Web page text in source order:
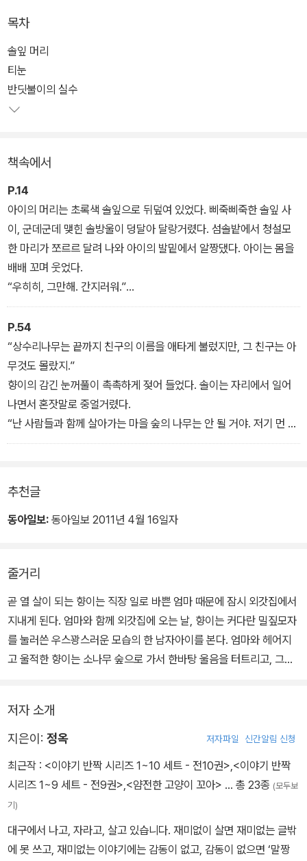
엄마가 회사 일로 바빠진 탓에 잠시 떨어져 지내게 된 향이는, 헤어지
는 날 엄마에게서 신기한 이야기를 들게 된다. 그건 바로 티눈이 생기
는 이유가 사람이 예전엔 나무였기 때문이라는 것이다. 그런데 엄마
와 헤어져 울적한 향이 앞에 어느 날 마법처럼, 인간으로 살아가다가
목차
솔잎 머리
티눈
반딧불이의 실수
책속에서
P.14
아이의 머리는 초록색 솔잎으로 뒤덮여 있었다. 삐죽삐죽한 솔잎 사
이, 군데군데 맺힌 솔방울이 덩달아 달랑거렸다. 섬솔밭에서 청설모
한 마리가 쪼르르 달려 나와 아이의 발밑에서 알짱댔다. 아이는 몸을
배배 꼬며 웃었다.
“우히히, 그만해. 간지러워.”
소나무 위에서 날아온 까치가 머리에 앉아 솔방울을 콕콕 쪼아댔다.
“얘, 쪼아 대는 건 봐줄 수 있는데, 똥은 싸면 안 돼. 헤헤.”
아이는 까치를 쫓을 생각도 않고, 샐샐거리면서 웃기만 했다.
P.54
“상수리나무는 끝까지 친구의 이름을 애타게 불렀지만, 그 친구는 아
무것도 몰랐지.”
향이의 감긴 눈꺼풀이 촉촉하게 젖어 들었다. 솔이는 자리에서 일어
나면서 혼잣말로 중얼거렸다.
“난 사람들과 함께 살아가는 마을 숲의 나무는 안 될 거야. 저기 먼 산
꼭대기, 사람들의 발길이 닿지 않는 곳에 뿌리내리고 살 거야. 낮에는
솔이는 뒤도 돌아보지 않고 숲을 빠져나갔다.
솔이가 떠난 뒤에도 향이는 오랫동안 소나무 아래 가만히 서 있었다.
추천글
동아일보: 동아일보 2011년 4월 16일자
줄거리
곧 열 살이 되는 향이는 직장 일로 바쁜 엄마 때문에 잠시 외갓집에서
지내게 된다. 엄마와 함께 외갓집에 오는 날, 향이는 커다란 밀짚모자
를 눌러쓴 우스꽝스러운 모습의 한 남자아이를 본다. 엄마와 헤어지
고 울적한 향이는 소나무 숲으로 가서 한바탕 울음을 터트리고, 그날
곧 향이가 인간임을 알게 된 나무들은 향이의 기억을 없애려 한다. 당
황한 향이는 도움을 구하고, 이때 진짜 나무아이 솔이가 나타나 향이
향이는 솔이와 친해지면서 ‘나무아이’의 존재에 대해 알게 된다.
며칠 후 마을 구경을 온 관광객들이 버린 담배꽁초 때문에 숲에 큰 불
이 날 뻔하고, 기지를 발휘한 향이 덕분에 위기를 모면한다. 이 일로
숲 속 나무들이 잔치를 베풀어 솔이와 향이는 즐거운 시간을 보낸다.
하지만 향이는 곧 있으면 솔이와 헤어져야 한다는 사실을 알게 되는
저자 소개
지은이: 정옥 저자파일 신간알림 신청
최근작 : <이야기 반짝 시리즈 1~10 세트 - 전10권>,<이야기 반짝
시리즈 1~9 세트 - 전9권>,<얌전한 고양이 꼬아> … 총 23종 (모두보
기)
대구에서 나고, 자라고, 살고 있습니다. 재미없이 살면 재미없는 글밖
에 못 쓰고, 재미없는 이야기에는 감동이 없고, 감동이 없으면 ‘말짱